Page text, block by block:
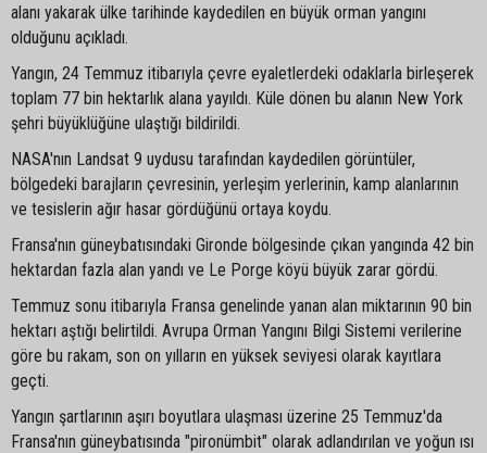
alanı yakarak ülke tarihinde kaydedilen en büyük orman yangını
olduğunu açıkladı.
Yangın, 24 Temmuz itibarıyla çevre eyaletlerdeki odaklarla birleşerek
toplam 77 bin hektarlık alana yayıldı. Küle dönen bu alanın New York
şehri büyüklüğüne ulaştığı bildirildi.
NASA'nın Landsat 9 uydusu tarafından kaydedilen görüntüler,
bölgedeki barajların çevresinin, yerleşim yerlerinin, kamp alanlarının
ve tesislerin ağır hasar gördüğünü ortaya koydu.
Fransa'nın güneybatısındaki Gironde bölgesinde çıkan yangında 42 bin
hektardan fazla alan yandı ve Le Porge köyü büyük zarar gördü.
Temmuz sonu itibarıyla Fransa genelinde yanan alan miktarının 90 bin
hektarı aştığı belirtildi. Avrupa Orman Yangını Bilgi Sistemi verilerine
göre bu rakam, son on yılların en yüksek seviyesi olarak kayıtlara
geçti.
Yangın şartlarının aşırı boyutlara ulaşması üzerine 25 Temmuz'da
Fransa'nın güneybatısında "pironümbit" olarak adlandırılan ve yoğun ısı